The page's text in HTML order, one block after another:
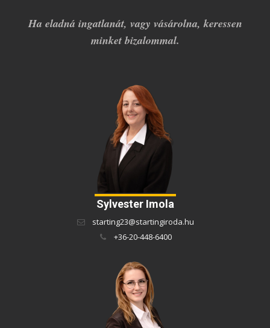
Ha eladná ingatlanát, vagy vásárolna, keressen
minket bizalommal.
Sylvester Imola
starting23@startingiroda.hu
+36-20-448-6400